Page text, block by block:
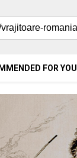
FOR YOU